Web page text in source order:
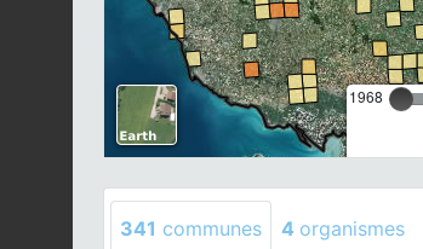
1968
341 communes 4 organismes